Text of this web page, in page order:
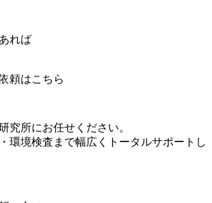
れば
頼はこちら
究所にお任せください。
環境検査まで幅広くトータルサポートし